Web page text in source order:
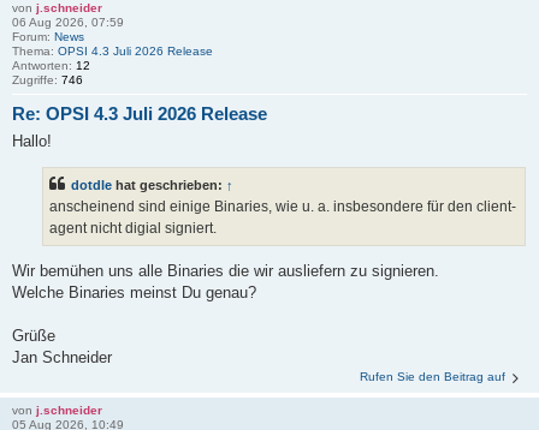
von j.schneider
06 Aug 2026, 07:59
Forum: News
Thema: OPSI 4.3 Juli 2026 Release
Antworten: 12
Zugriffe: 746
Re: OPSI 4.3 Juli 2026 Release
Hallo!
dotdle hat geschrieben: ↑
anscheinend sind einige Binaries, wie u. a. insbesondere für den client-
agent nicht digial signiert.
Wir bemühen uns alle Binaries die wir ausliefern zu signieren.
Welche Binaries meinst Du genau?
Grüße
Jan Schneider
Rufen Sie den Beitrag auf
von j.schneider
05 Aug 2026, 10:49